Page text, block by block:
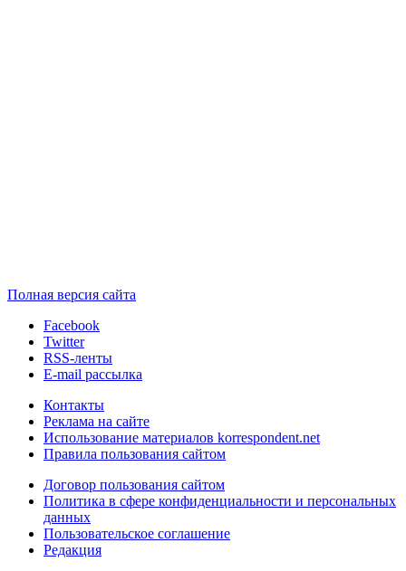
Полная версия сайта
Facebook
Twitter
RSS-ленты
E-mail рассылка
Контакты
Реклама на сайте
Использование материалов korrespondent.net
Правила пользования сайтом
Договор пользования сайтом
Политика в сфере конфиденциальности и персональных
данных
Пользовательское соглашение
Редакция